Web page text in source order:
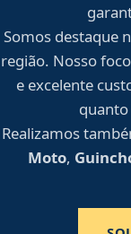
Somos destaque
região. Nosso
e excelente
Realizamos
Moto,